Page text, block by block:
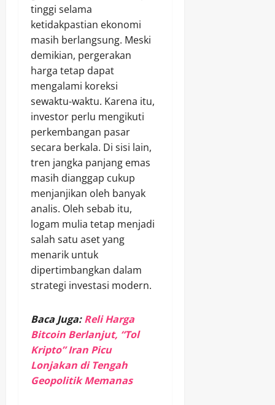
tinggi selama
ketidakpastian ekonomi
masih berlangsung. Meski
demikian, pergerakan
harga tetap dapat
mengalami koreksi
sewaktu-waktu. Karena itu,
investor perlu mengikuti
perkembangan pasar
secara berkala. Di sisi lain,
tren jangka panjang emas
masih dianggap cukup
menjanjikan oleh banyak
analis. Oleh sebab itu,
logam mulia tetap menjadi
salah satu aset yang
menarik untuk
dipertimbangkan dalam
strategi investasi modern.
Baca Juga:Reli Harga
Bitcoin Berlanjut, “Tol
Kripto” Iran Picu
Lonjakan di Tengah
Geopolitik Memanas